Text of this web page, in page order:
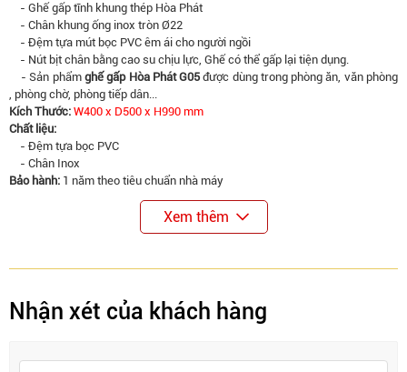
- Ghế gấp tĩnh khung thép Hòa Phát
- Chân khung ống inox tròn Ø22
- Đệm tựa mút bọc PVC êm ái cho người ngồi
- Nút bịt chân bằng cao su chịu lực, Ghế có thể gấp lại tiện dụng.
- Sản phẩm ghế gấp Hòa Phát G05 được dùng trong phòng ăn, văn phòng
, phòng chờ, phòng tiếp dân...
Kích Thước: W400 x D500 x H990 mm
Chất liệu:
- Đệm tựa bọc PVC
- Chân Inox
Bảo hành: 1 năm theo tiêu chuẩn nhà máy
Xem thêm
Nhận xét của khách hàng